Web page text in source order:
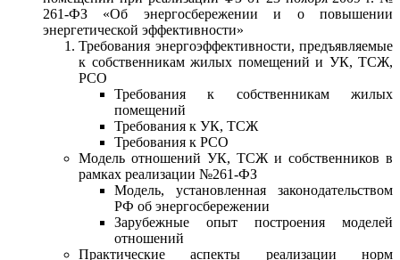
261-ФЗ «Об энергосбережении и о повышении
энергетической эффективности»
Требования энергоэффективности, предъявляемые
к собственникам жилых помещений и УК, ТСЖ,
РСО
Требования к собственникам жилых
помещений
Требования к УК, ТСЖ
Требования к РСО
Модель отношений УК, ТСЖ и собственников в
рамках реализации №261-ФЗ
Модель, установленная законодательством
РФ об энергосбережении
Зарубежные опыт построения моделей
отношений
Практические аспекты реализации норм